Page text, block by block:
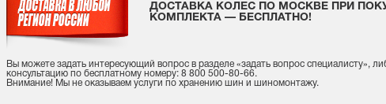
ДОСТАВКА КОЛЕС ПО МОСКВЕ ПРИ
КОМПЛЕКТА — БЕСПЛАТНО!
Вы можете задать интересующий вопрос в разделе «задать вопрос специалисту»,
консультацию по бесплатному номеру: 8 800 500-80-66.
Внимание! Мы не оказываем услуги по хранению шин и шиномонтажу.